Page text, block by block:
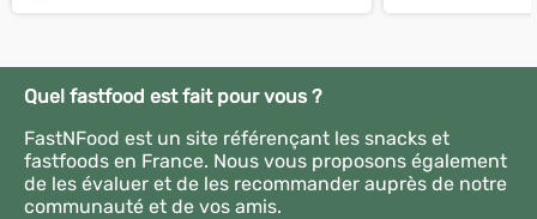
Quel fastfood est fait pour vous ?
FastNFood est un site référençant les snacks et
fastfoods en France. Nous vous proposons également
de les évaluer et de les recommander auprès de notre
communauté et de vos amis.